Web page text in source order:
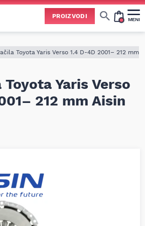
PROIZVODI MENI
Toyota Yaris Verso 1.4 D-4D 2001– 212 mm
Yaris Verso
212 mm Aisin